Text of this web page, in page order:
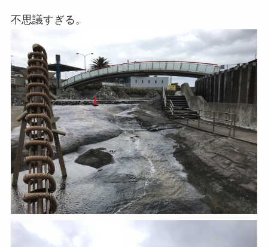
不思議すぎる。